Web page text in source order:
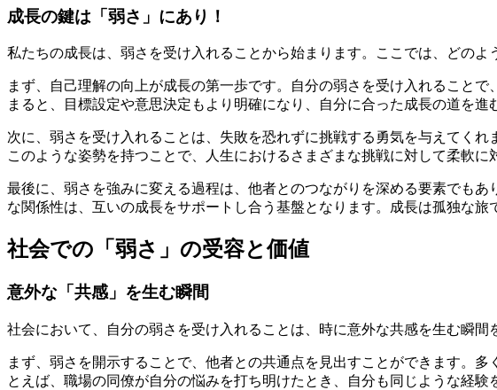
成長の鍵は「弱さ」にあり！
私たちの成長は、弱さを受け入れることから始まります。ここでは、どの
まず、自己理解の向上が成長の第一歩です。自分の弱さを受け入れること
まると、目標設定や意思決定もより明確になり、自分に合った成長の道を進
次に、弱さを受け入れることは、失敗を恐れずに挑戦する勇気を与えてく
このような姿勢を持つことで、人生におけるさまざまな挑戦に対して柔軟に
最後に、弱さを強みに変える過程は、他者とのつながりを深める要素でも
な関係性は、互いの成長をサポートし合う基盤となります。成長は孤独な
社会での「弱さ」の受容と価値
意外な「共感」を生む瞬間
社会において、自分の弱さを受け入れることは、時に意外な共感を生む瞬
まず、弱さを開示することで、他者との共通点を見出すことができます。
とえば、職場の同僚が自分の悩みを打ち明けたとき、自分も同じような経